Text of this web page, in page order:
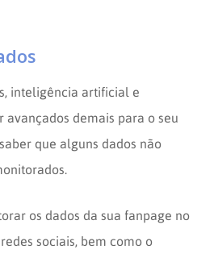
inteligência artificial e
avançados demais para o seu
que alguns dados não
os dados da sua fanpage no
sociais, bem como o